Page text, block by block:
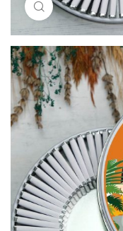
Resimi